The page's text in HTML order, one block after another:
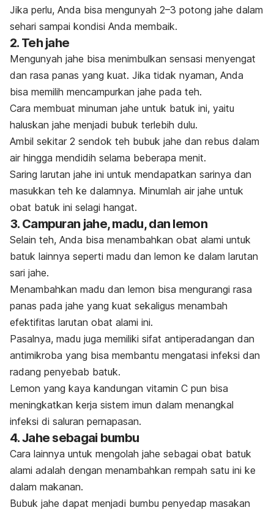
Jika perlu, Anda bisa mengunyah 2–3 potong jahe dalam
sehari sampai kondisi Anda membaik.
2. Teh jahe
Mengunyah jahe bisa menimbulkan sensasi menyengat
dan rasa panas yang kuat. Jika tidak nyaman, Anda
bisa memilih mencampurkan jahe pada teh.
Cara membuat minuman jahe untuk batuk ini, yaitu
haluskan jahe menjadi bubuk terlebih dulu.
Ambil sekitar 2 sendok teh bubuk jahe dan rebus dalam
air hingga mendidih selama beberapa menit.
Saring larutan jahe ini untuk mendapatkan sarinya dan
masukkan teh ke dalamnya. Minumlah air jahe untuk
obat batuk ini selagi hangat.
3. Campuran jahe, madu, dan lemon
Selain teh, Anda bisa menambahkan obat alami untuk
batuk lainnya seperti madu dan lemon ke dalam larutan
sari jahe.
Menambahkan madu dan lemon bisa mengurangi rasa
panas pada jahe yang kuat sekaligus menambah
efektifitas larutan obat alami ini.
Pasalnya, madu juga memiliki sifat antiperadangan dan
antimikroba yang bisa membantu mengatasi infeksi dan
radang penyebab batuk.
Lemon yang kaya kandungan vitamin C pun bisa
meningkatkan kerja sistem imun dalam menangkal
infeksi di saluran pernapasan.
4. Jahe sebagai bumbu
Cara lainnya untuk mengolah jahe sebagai obat batuk
alami adalah dengan menambahkan rempah satu ini ke
dalam makanan.
Bubuk jahe dapat menjadi bumbu penyedap masakan